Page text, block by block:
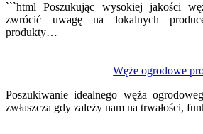
```html Poszukując wysokiej jakości
zwrócić uwagę na lokalnych
produkty…
Węże ogrodowe
Poszukiwanie idealnego węża
zwłaszcza gdy zależy nam na trwałości,